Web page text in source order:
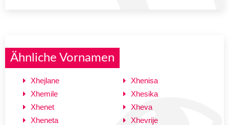
Ähnliche Vornamen
Xhejlane
Xhemile
Xhenet
Xheneta
Xhenisa
Xhesika
Xheva
Xhevrije